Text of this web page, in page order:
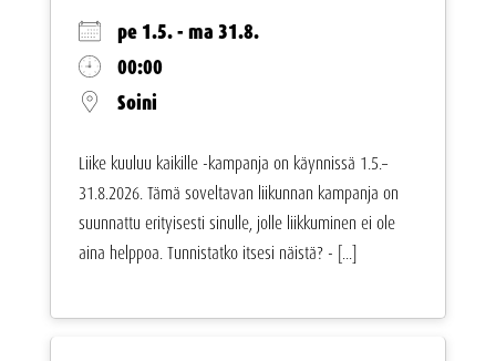
pe 1.5. - ma 31.8.
00:00
Soini
Liike kuuluu kaikille -kampanja on käynnissä 1.5.–
31.8.2026. Tämä soveltavan liikunnan kampanja on
suunnattu erityisesti sinulle, jolle liikkuminen ei ole
aina helppoa. Tunnistatko itsesi näistä? - [...]